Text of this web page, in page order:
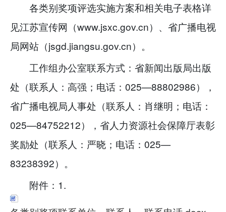
各类别奖项评选实施方案和相关电子表格详
见江苏宣传网（www.jsxc.gov.cn）、省广播电视
局网站（jsgd.jiangsu.gov.cn）。
工作组办公室联系方式：省新闻出版局出版
处（联系人：高强；电话：025—88802986），
省广播电视局人事处（联系人：肖继明；电话：
025—84752212），省人力资源社会保障厅表彰
奖励处（联系人：严晓；电话：025—
83238392）。
附件：1.